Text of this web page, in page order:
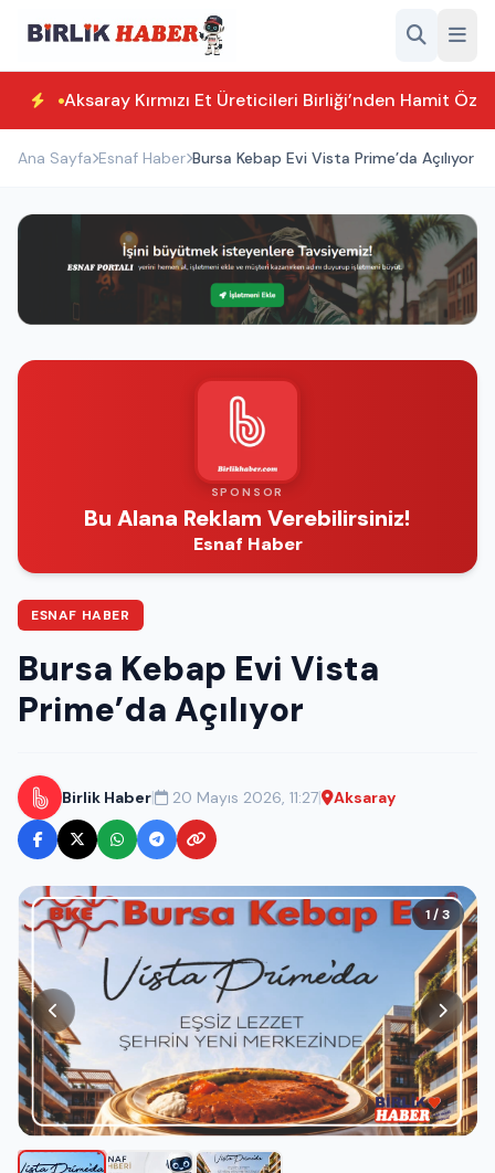
Aksaray Kırmızı Et Üreticileri Birliği’nden Hamit
Ana Sayfa Esnaf Haber Bursa Kebap Evi Vista Prime’da Açılıyor
SPONSOR
Bu Alana Reklam Verebilirsiniz!
Esnaf Haber
ESNAF HABER
Bursa Kebap Evi Vista
Prime’da Açılıyor
Birlik Haber| 20 Mayıs 2026, 11:27| Aksaray
1 / 3